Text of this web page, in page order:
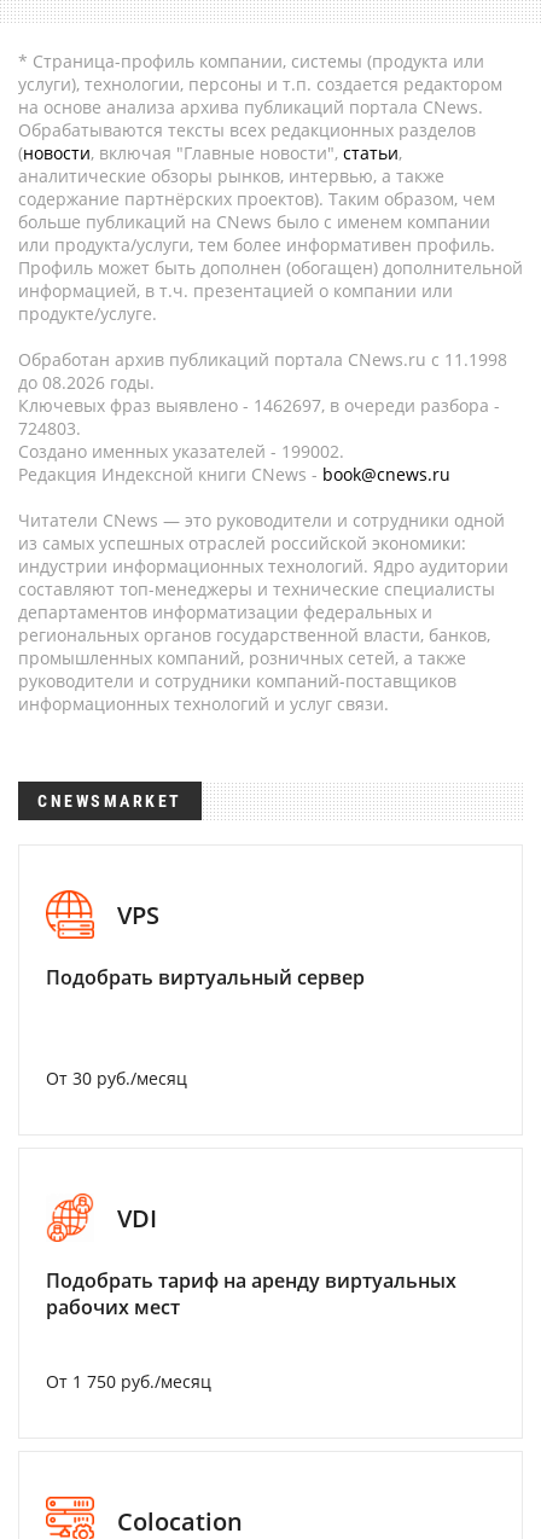
* Страница-профиль компании, системы (продукта или
услуги), технологии, персоны и т.п. создается редактором
на основе анализа архива публикаций портала CNews.
Обрабатываются тексты всех редакционных разделов
(новости, включая "Главные новости", статьи,
аналитические обзоры рынков, интервью, а также
содержание партнёрских проектов). Таким образом, чем
больше публикаций на CNews было с именем компании
или продукта/услуги, тем более информативен профиль.
Профиль может быть дополнен (обогащен) дополнительной
информацией, в т.ч. презентацией о компании или
продукте/услуге.
Обработан архив публикаций портала CNews.ru c 11.1998
до 08.2026 годы.
Ключевых фраз выявлено - 1462697, в очереди разбора -
724803.
Создано именных указателей - 199002.
Редакция Индексной книги CNews - book@cnews.ru
Читатели CNews — это руководители и сотрудники одной
из самых успешных отраслей российской экономики:
индустрии информационных технологий. Ядро аудитории
составляют топ-менеджеры и технические специалисты
департаментов информатизации федеральных и
региональных органов государственной власти, банков,
промышленных компаний, розничных сетей, а также
руководители и сотрудники компаний-поставщиков
информационных технологий и услуг связи.
CNEWSMARKET
VPS
Подобрать виртуальный сервер
От 30 руб./месяц
VDI
Подобрать тариф на аренду виртуальных
рабочих мест
От 1 750 руб./месяц
Colocation